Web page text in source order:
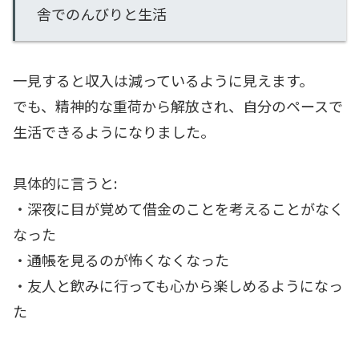
舎でのんびりと生活
一見すると収入は減っているように見えます。
でも、精神的な重荷から解放され、自分のペースで
生活できるようになりました。
具体的に言うと:
・深夜に目が覚めて借金のことを考えることがなく
なった
・通帳を見るのが怖くなくなった
・友人と飲みに行っても心から楽しめるようになっ
た